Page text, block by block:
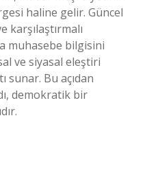
haline gelir. Güncel
muhasebe bilgisini
ve siyasal eleştiri
sunar. Bu açıdan
demokratik bir